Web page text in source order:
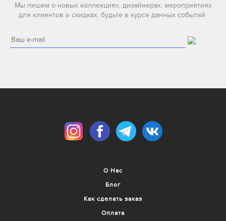
Мы пишем о новых коллекциях, дизайнерах, мероприятиях
для клиентов и скидках, будьте в курсе данных событий
О Нас
Блог
Как сделать заказ
Оплата